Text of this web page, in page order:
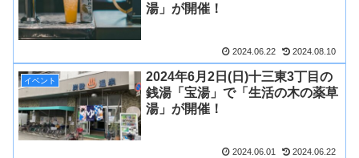
湯」が開催！
2024.06.22 2024.08.10
イベント
2024年6月2日(日)十三東3丁目の
銭湯「宝湯」で「生活の木の薬草
湯」が開催！
2024.06.01 2024.06.22